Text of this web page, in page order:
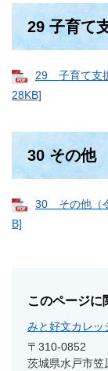
29 子育て
29 子育て支
28KB]
30 その他
30 その他（
B]
このページに
みと好文カレッ
〒310-0852
茨城県水戸市